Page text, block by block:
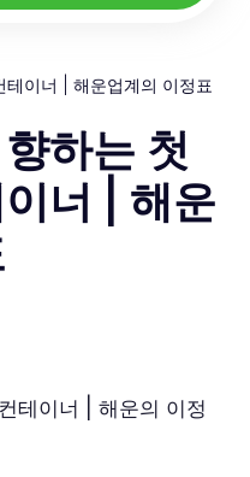
이너 | 해운업계의 이정표
하는 첫
너 | 해운